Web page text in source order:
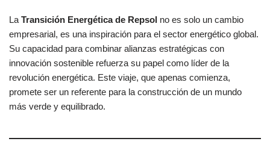
La Transición Energética de Repsol no es solo un cambio
empresarial, es una inspiración para el sector energético global.
Su capacidad para combinar alianzas estratégicas con
innovación sostenible refuerza su papel como líder de la
revolución energética. Este viaje, que apenas comienza,
promete ser un referente para la construcción de un mundo
más verde y equilibrado.